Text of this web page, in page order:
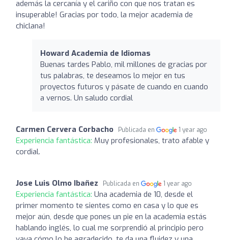
además la cercanía y el cariño con que nos tratan es
insuperable! Gracias por todo, la mejor academia de
chiclana!
Howard Academia de Idiomas
Buenas tardes Pablo, mil millones de gracias por
tus palabras, te deseamos lo mejor en tus
proyectos futuros y pásate de cuando en cuando
a vernos. Un saludo cordial
Carmen Cervera Corbacho Publicada en 1 year ago
Experiencia fantástica: Muy profesionales, trato afable y
cordial.
Jose Luis Olmo Ibañez Publicada en 1 year ago
Experiencia fantástica: Una academia de 10, desde el
primer momento te sientes como en casa y lo que es
mejor aún, desde que pones un pie en la academia estás
hablando inglés, lo cual me sorprendió al principio pero